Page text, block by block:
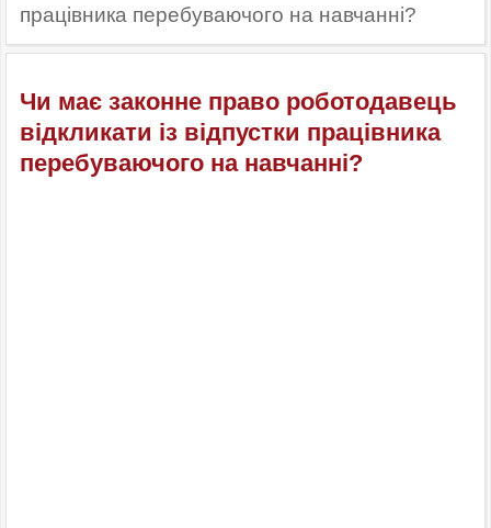
працівника перебуваючого на навчанні?
Чи має законне право роботодавець
відкликати із відпустки працівника
перебуваючого на навчанні?